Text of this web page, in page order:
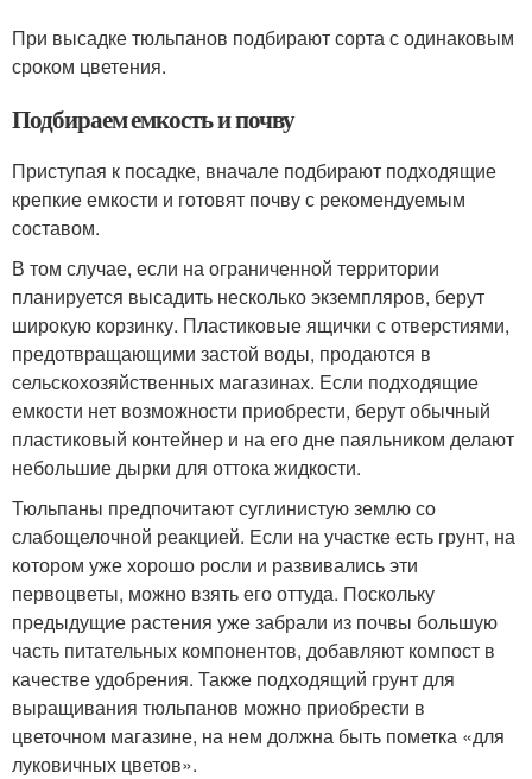
При высадке тюльпанов подбирают сорта с одинаковым
сроком цветения.
Подбираем емкость и почву
Приступая к посадке, вначале подбирают подходящие
крепкие емкости и готовят почву с рекомендуемым
составом.
В том случае, если на ограниченной территории
планируется высадить несколько экземпляров, берут
широкую корзинку. Пластиковые ящички с отверстиями,
предотвращающими застой воды, продаются в
сельскохозяйственных магазинах. Если подходящие
емкости нет возможности приобрести, берут обычный
пластиковый контейнер и на его дне паяльником делают
небольшие дырки для оттока жидкости.
Тюльпаны предпочитают суглинистую землю со
слабощелочной реакцией. Если на участке есть грунт, на
котором уже хорошо росли и развивались эти
первоцветы, можно взять его оттуда. Поскольку
предыдущие растения уже забрали из почвы большую
часть питательных компонентов, добавляют компост в
качестве удобрения. Также подходящий грунт для
выращивания тюльпанов можно приобрести в
цветочном магазине, на нем должна быть пометка «для
луковичных цветов».